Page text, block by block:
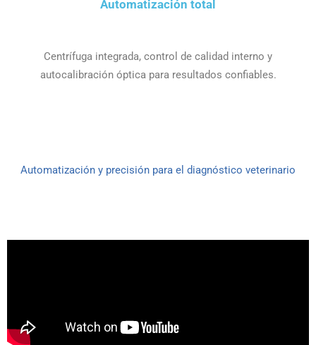
Automatización total
Centrífuga integrada, control de calidad interno y
autocalibración óptica para resultados confiables.
Automatización y precisión para el diagnóstico veterinario